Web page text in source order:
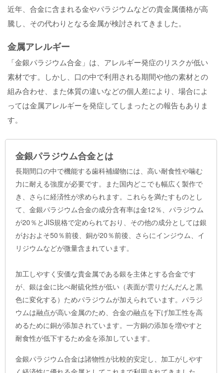
近年、合金に含まれる金やパラジウムなどの貴金属価格が高
騰し、その代わりとなる金属が検討されてきました。
金属アレルギー
「金銀パラジウム合金」は、アレルギー発症のリスクが低い
素材です。しかし、口の中で利用される期間や他の素材との
組み合わせ、また体質の違いなどの個人差により、場合によ
っては金属アレルギーを発症してしまったとの報告もありま
す。
金銀パラジウム合金とは
長期間口の中で機能する歯科補綴物には、高い耐食性や噛む
力に耐える強度が必要です。また国内どこでも幅広く製作で
き、さらに経済性が求められます。これらを満たすものとし
て、金銀パラジウム合金の成分含有率は金12％、パラジウム
が20％とJIS規格で定められており、その他の成分としては銀
がおおよそ50％前後、銅が20％前後、さらにインジウム、イ
リジウムなどが微量含まれています。
加工しやすく安価な貴金属である銀を主体とする合金です
が、銀は金に比べ耐硫化性が低い（表面が雲りだんだんと黒
色に変化する）ためパラジウムが加えられています。パラジ
ウムは融点が高い金属のため、合金の融点を下げ加工性を高
めるために銅が添加されています。一方銅の添加を増やすと
耐食性が低下するため金を添加しています。
金銀パラジウム合金は諸物性が比較的安定し、加工がしやす